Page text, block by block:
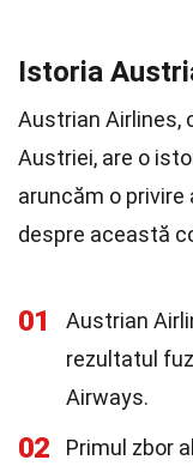
Istoria
Austrian Airlines,
Austriei, are o
aruncăm o
despre această
01
Austrian
rezultatul
Airways.
02
Primul zbor